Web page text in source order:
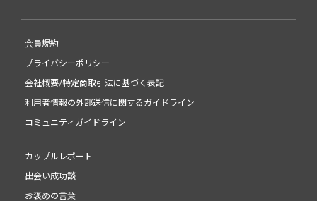
会員規約
プライバシーポリシー
会社概要/特定商取引法に基づく表記
利用者情報の外部送信に関するガイドライン
コミュニティガイドライン
カップルレポート
出会い成功談
お褒めの言葉